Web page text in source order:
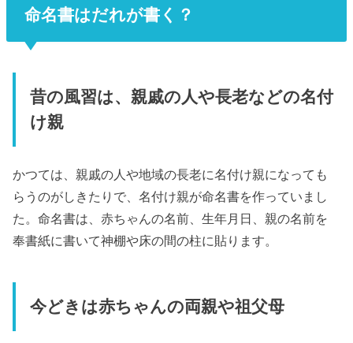
命名書はだれが書く？
昔の風習は、親戚の人や長老などの名付
け親
かつては、親戚の人や地域の長老に名付け親になっても
らうのがしきたりで、名付け親が命名書を作っていまし
た。命名書は、赤ちゃんの名前、生年月日、親の名前を
奉書紙に書いて神棚や床の間の柱に貼ります。
今どきは赤ちゃんの両親や祖父母